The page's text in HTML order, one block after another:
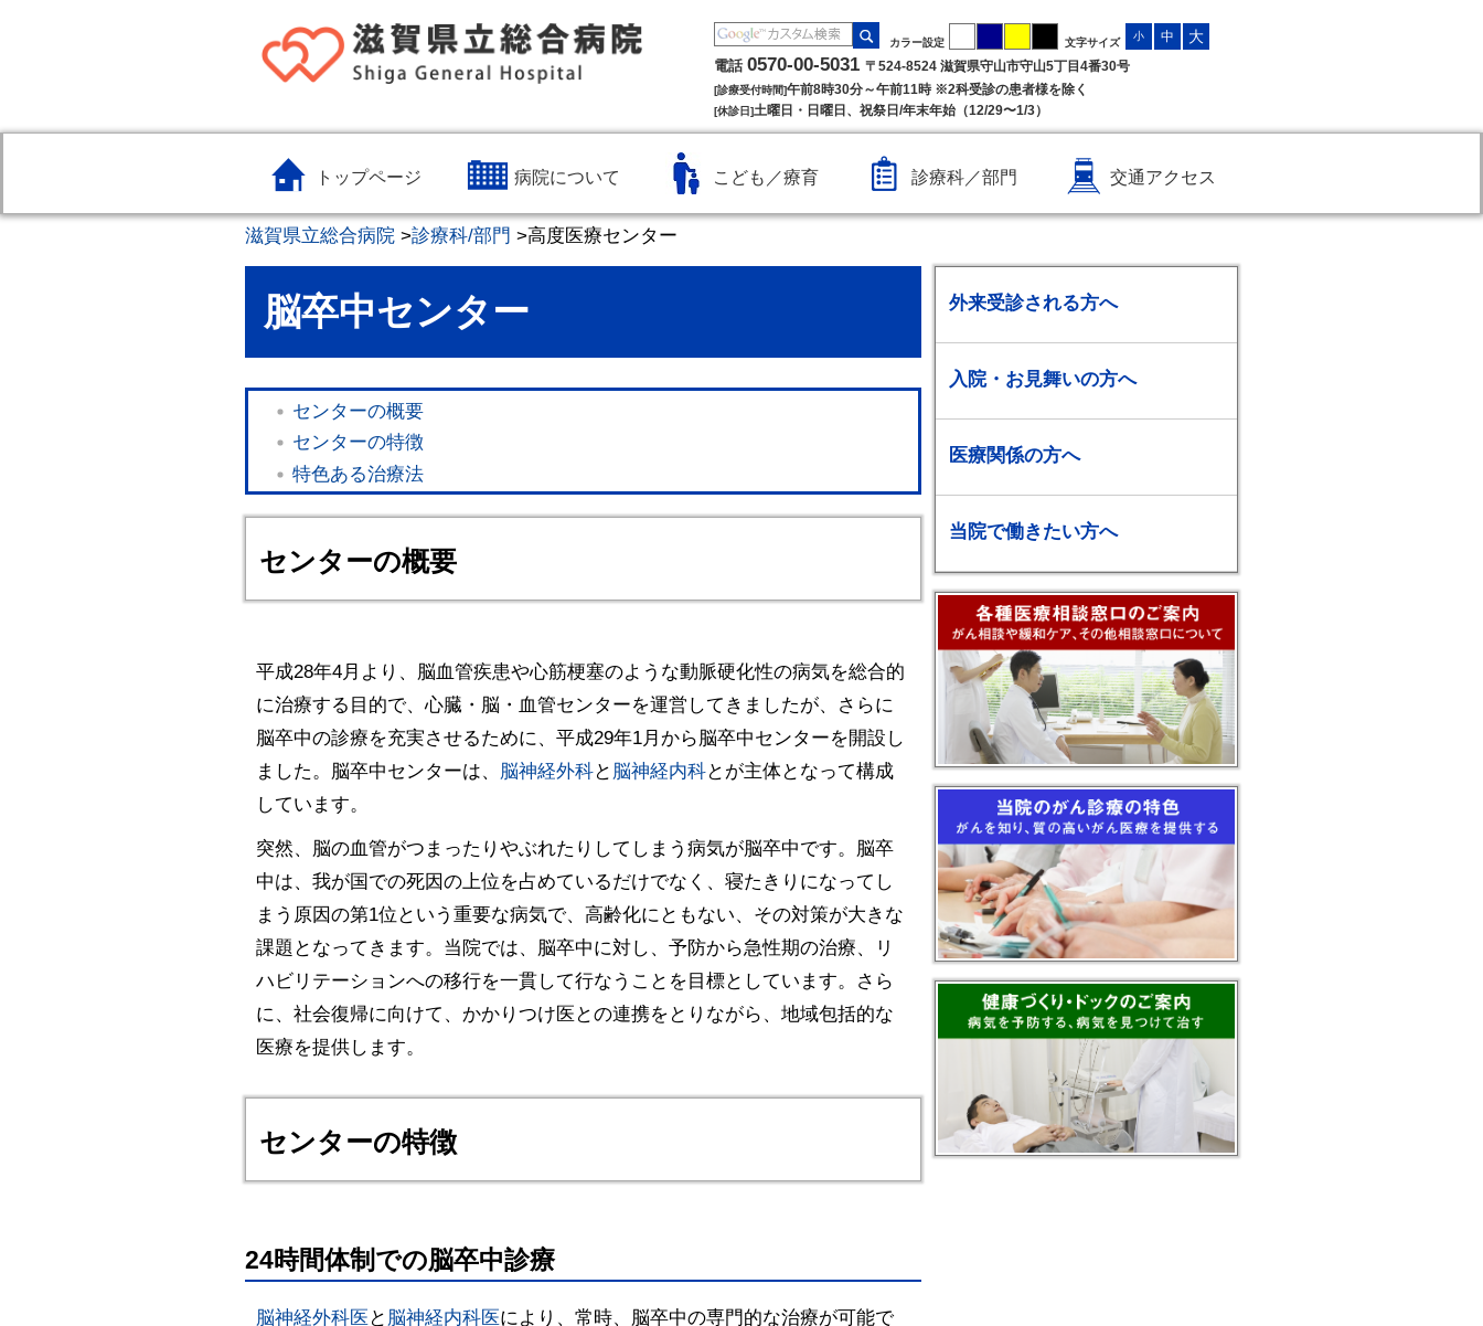
カラー設定 文字サイズ
小 中 大
電話 0570-00-5031 〒524-8524 滋賀県守山市守山5丁目4番30号
[診療受付時間]午前8時30分～午前11時 ※2科受診の患者様を除く
[休診日]土曜日・日曜日、祝祭日/年末年始（12/29〜1/3）
トップページ 病院について こども／療育 診療科／部門 交通アクセス
滋賀県立総合病院 >診療科/部門 >高度医療センター
脳卒中センター
センターの概要
センターの特徴
特色ある治療法
センターの概要
平成28年4月より、脳血管疾患や心筋梗塞のような動脈硬化性の病気を総合的
に治療する目的で、心臓・脳・血管センターを運営してきましたが、さらに
脳卒中の診療を充実させるために、平成29年1月から脳卒中センターを開設し
ました。脳卒中センターは、
脳神経外科と 脳神経内科とが主体となって構成
しています。
突然、脳の血管がつまったりやぶれたりしてしまう病気が脳卒中です。脳卒
中は、我が国での死因の上位を占めているだけでなく、寝たきりになってし
まう原因の第1位という重要な病気で、高齢化にともない、その対策が大きな
課題となってきます。当院では、脳卒中に対し、予防から急性期の治療、リ
ハビリテーションへの移行を一貫して行なうことを目標としています。さら
に、社会復帰に向けて、かかりつけ医との連携をとりながら、地域包括的な
医療を提供します。
センターの特徴
24時間体制での脳卒中診療
脳神経外科医 と 脳神経内科医により、常時、脳卒中の専門的な治療が可能で
外来受診される方へ
入院・お見舞いの方へ
医療関係の方へ
当院で働きたい方へ